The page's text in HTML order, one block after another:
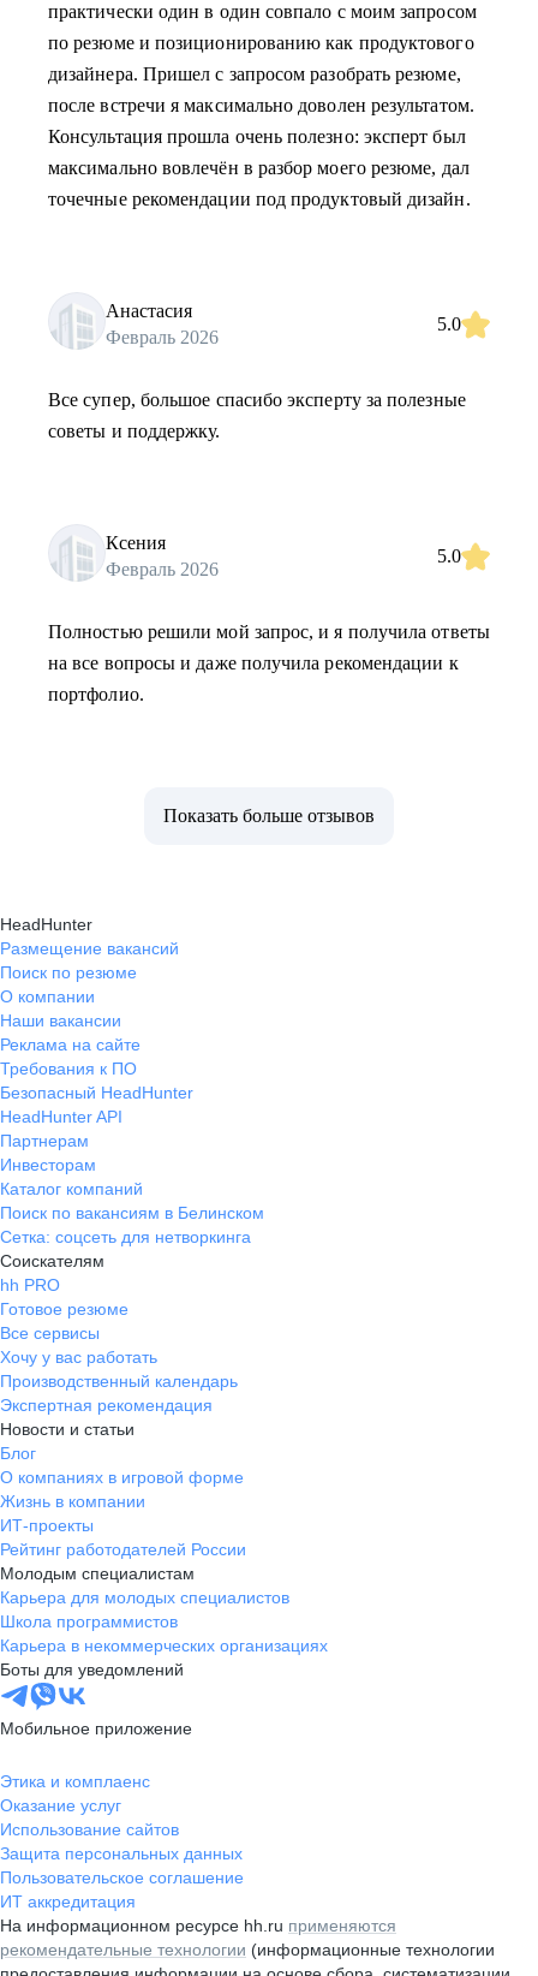
практически один в один совпало с моим запросом
по резюме и позиционированию как продуктового
дизайнера. Пришел с запросом разобрать резюме,
после встречи я максимально доволен результатом.
Консультация прошла очень полезно: эксперт был
максимально вовлечён в разбор моего резюме, дал
точечные рекомендации под продуктовый дизайн.
Анастасия
Февраль 2026
5.0
Все супер, большое спасибо эксперту за полезные
советы и поддержку.
Ксения
Февраль 2026
5.0
Полностью решили мой запрос, и я получила ответы
на все вопросы и даже получила рекомендации к
портфолио.
Показать больше отзывов
HeadHunter
Размещение вакансий
Поиск по резюме
О компании
Наши вакансии
Реклама на сайте
Требования к ПО
Безопасный HeadHunter
HeadHunter API
Партнерам
Инвесторам
Каталог компаний
Поиск по вакансиям в Белинском
Сетка: соцсеть для нетворкинга
Соискателям
hh PRO
Готовое резюме
Все сервисы
Хочу у вас работать
Производственный календарь
Экспертная рекомендация
Новости и статьи
Блог
О компаниях в игровой форме
Жизнь в компании
ИТ-проекты
Рейтинг работодателей России
Молодым специалистам
Карьера для молодых специалистов
Школа программистов
Карьера в некоммерческих организациях
Боты для уведомлений
Мобильное приложение
Этика и комплаенс
Оказание услуг
Использование сайтов
Защита персональных данных
Пользовательское соглашение
ИТ аккредитация
На информационном ресурсе hh.ru применяются
рекомендательные технологии (информационные технологии